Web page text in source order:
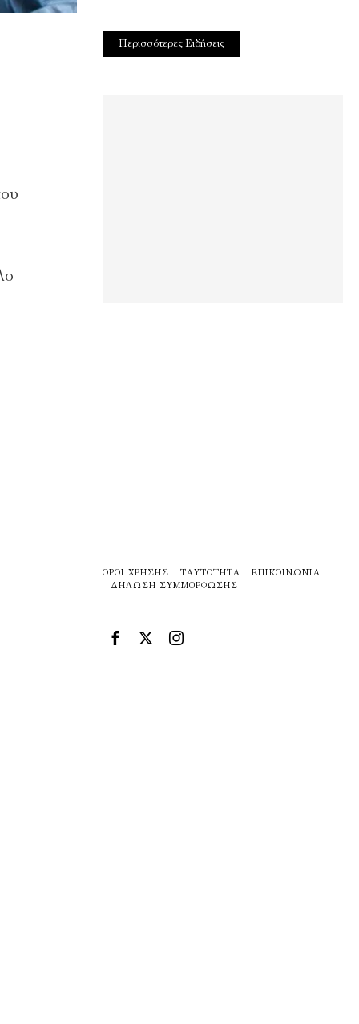
Περισσότερες Ειδήσεις
ΌΡΟΙ ΧΡΉΣΗΣ ΤΑΥΤΌΤΗΤΑ
ΕΠΙΚΟΙΝΩΝΊΑ
ΔΉΛΩΣΗ ΣΥΜΜΌΡΦΩΣΗΣ